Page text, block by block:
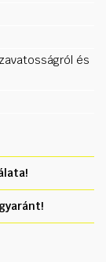
és